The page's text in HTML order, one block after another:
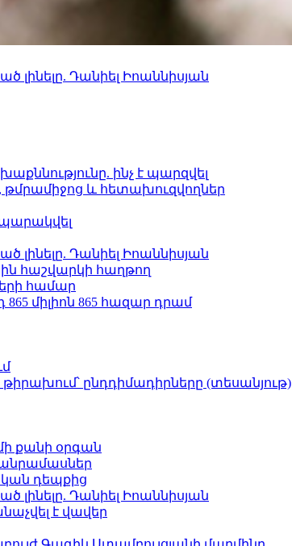
լինելը. Դանիել Իոաննիսյան
ինչ է պարզվել
թմրամիջոց և հետախուզվողներ
լինելը. Դանիել Իոաննիսյան
հաշվարկի հաղթող
համար
միլիոն 865 հազար դրամ
թիրախում՝ ընդդիմադիրները (տեսանյութ)
քանի օրգան
դեպքից
լինելը. Դանիել Իոաննիսյան
է վավեր